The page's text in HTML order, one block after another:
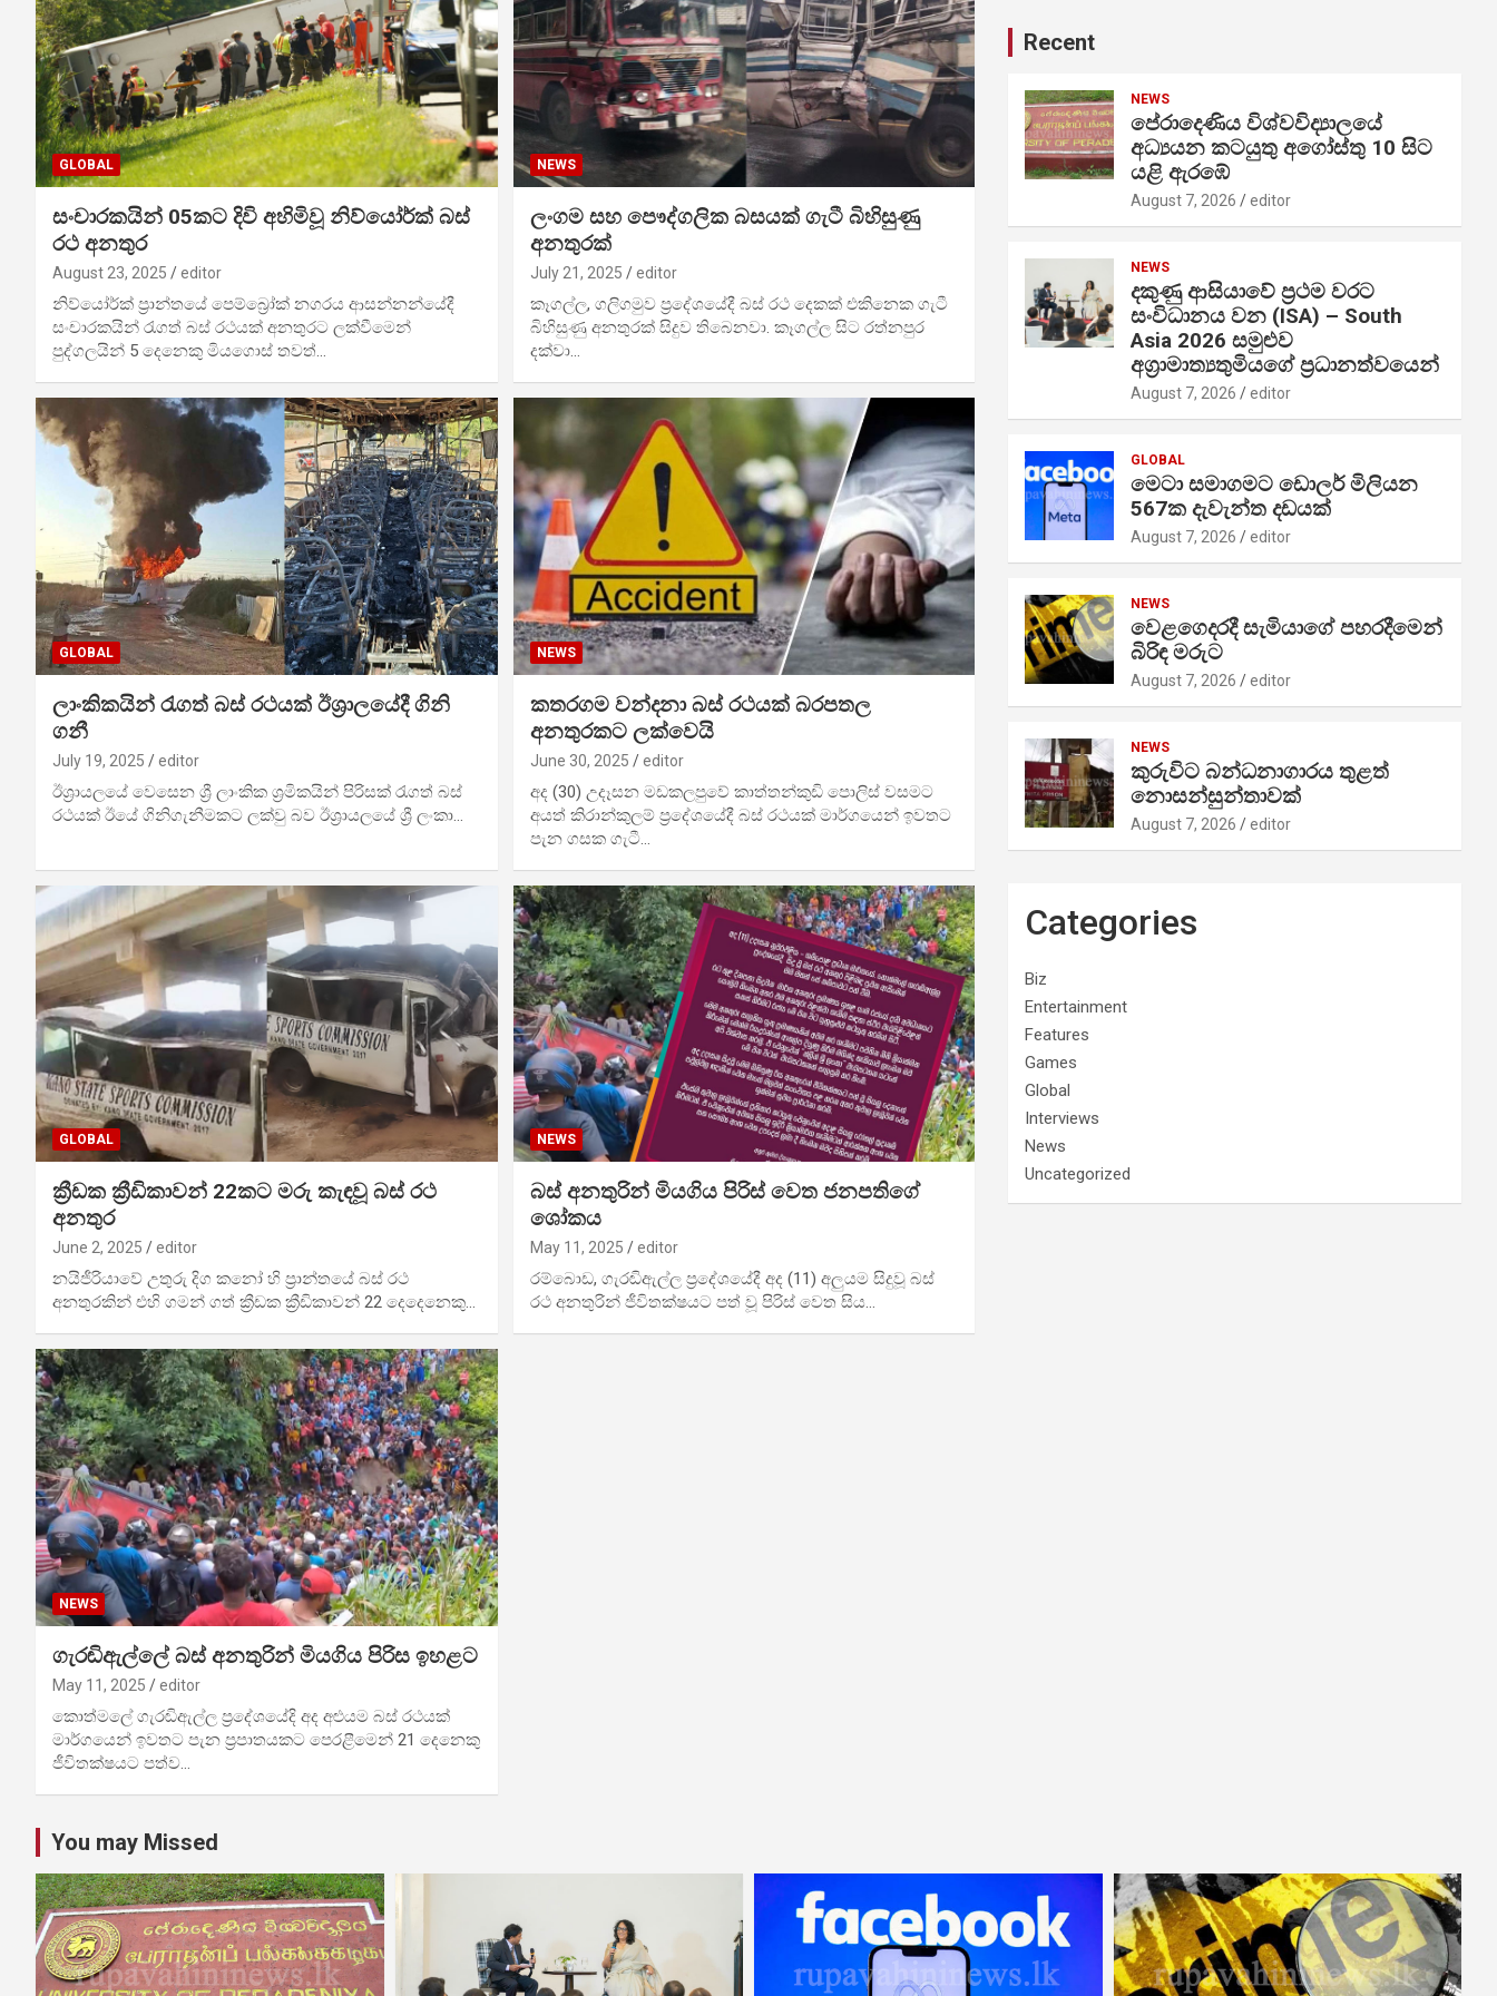
GLOBAL
සංචාරකයින් 05කට දිවි අහිමිවූ නිව්යෝර්ක් බස්
රථ අනතුර
August 23, 2025 editor
නිව්යෝර්ක් ප්‍රාන්තයේ පෙම්බ්‍රෝක් නගරය ආසන්නන්යේදී
සංචාරකයින් රැගත් බස් රථයක් අනතුරට ලක්වීමෙන්
පුද්ගලයින් 5 දෙනෙකු මියගොස් තවත්…
NEWS
ලංගම සහ පෞද්ගලික බසයක් ගැටී බිහිසුණු
අනතුරක්
July 21, 2025 editor
කෑගල්ල, ගලිගමුව ප්‍රදේශයේදී බස් රථ දෙකක් එකිනෙක ගැටී
බිහිසුණු අනතුරක් සිදුව තිබෙනවා. කෑගල්ල සිට රත්නපුර
දක්වා…
GLOBAL
ලාංකිකයින් රැගත් බස් රථයක් ඊශ්‍රාලයේදී ගිනි
ගනී
July 19, 2025 editor
ඊශ්‍රායලයේ වෙසෙන ශ්‍රී ලාංකික ශ්‍රමිකයින් පිරිසක් රැගත් බස්
රථයක් ඊයේ ගිනිගැනීමකට ලක්වු බව ඊශ්‍රායලයේ ශ්‍රී ලංකා…
NEWS
කතරගම වන්දනා බස් රථයක් බරපතල
අනතුරකට ලක්වෙයි
June 30, 2025 editor
අද (30) උදෑසන මඩකලපුවේ කාත්තන්කුඩි පොලිස් වසමට
අයත් කිරාන්කුලම් ප්‍රදේශයේදී බස් රථයක් මාර්ගයෙන් ඉවතට
පැන ගසක ගැටී…
GLOBAL
ක්‍රීඩක ක්‍රීඩිකාවන් 22කට මරු කැඳවූ බස් රථ
අනතුර
June 2, 2025 editor
නයිජීරියාවේ උතුරු දිග කනෝ හි ප්‍රාන්තයේ බස් රථ
අනතුරකින් එහි ගමන් ගත් ක්‍රීඩක ක්‍රීඩිකාවන් 22 දෙදෙනෙකු…
NEWS
බස් අනතුරින් මියගිය පිරිස් වෙත ජනපතිගේ
ශෝකය
May 11, 2025 editor
රම්බොඩ, ගැරඬිඇල්ල ප්‍රදේශයේදී අද (11) අලුයම සිදුවූ බස්
රථ අනතුරින් ජීවිතක්ෂයට පත් වූ පිරිස් වෙත සිය…
NEWS
ගැරඬිඇල්ලේ බස් අනතුරින් මියගිය පිරිස ඉහළට
May 11, 2025 editor
කොත්මලේ ගැරඬිඇල්ල ප්‍රදේශයේදි අද අළුයම බස් රථයක්
මාර්ගයෙන් ඉවතට පැන ප්‍රපාතයකට පෙරළීමෙන් 21 දෙනෙකු
ජීවිතක්ෂයට පත්ව…
Recent
NEWS
පේරාදෙණිය විශ්වවිද්‍යාලයේ
අධ්‍යයන කටයුතු අගෝස්තු 10 සිට
යළි ඇරඹේ
August 7, 2026 editor
NEWS
දකුණු ආසියාවේ ප්‍රථම වරට
සංවිධානය වන (ISA) – South
Asia 2026 සමුළුව
අග්‍රාමාත්‍යතුමියගේ ප්‍රධානත්වයෙන්
August 7, 2026 editor
GLOBAL
මෙටා සමාගමට ඩොලර් මිලියන
567ක දැවැන්ත දඩයක්
August 7, 2026 editor
NEWS
වෙළගෙදරදී සැමියාගේ පහරදීමෙන්
බිරිඳ මරුට
August 7, 2026 editor
NEWS
කුරුවිට බන්ධනාගාරය තුළත්
නොසන්සුන්තාවක්
August 7, 2026 editor
Categories
Biz
Entertainment
Features
Games
Global
Interviews
News
Uncategorized
You may Missed